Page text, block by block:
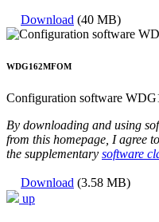
Download (40 MB)
WDG162MFOM
Configuration software
By downloading and using
from this homepage, I agree
the supplementary software
Download (3.58 MB)
up